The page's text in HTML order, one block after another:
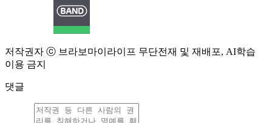
저작권자 ⓒ 브라보마이라이프 무단전재 및 재배포, AI학습
이용 금지
댓글